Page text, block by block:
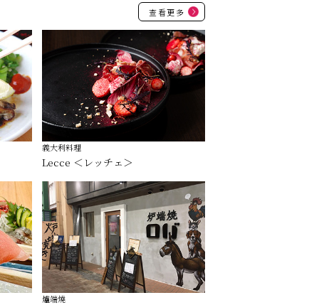
查看更多
義大利料理
Lecce ＜レッチェ＞
爐端燒